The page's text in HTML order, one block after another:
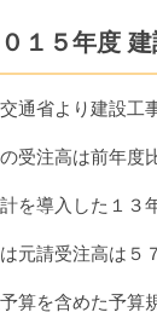
０１５年度
通省より建設工
受注高は前年度
を導入した１３
元請受注高は５
算を含めた予算